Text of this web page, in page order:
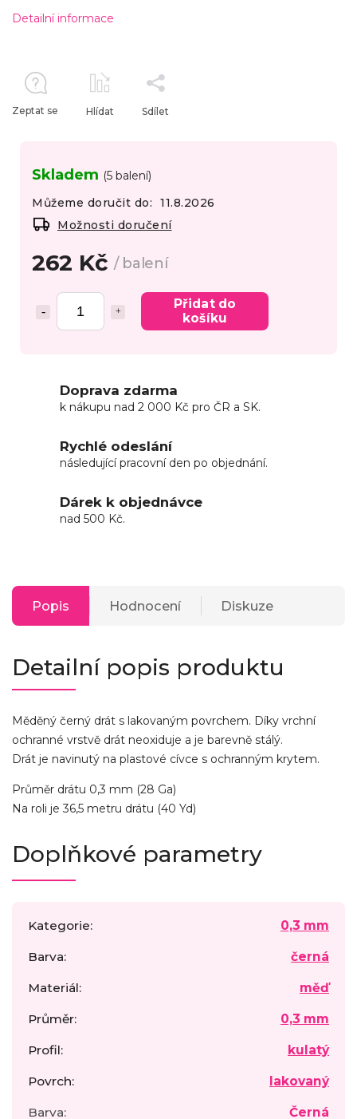
262 Kč/ balení
Přidat do
košíku
Skladem (5 balení)
Můžeme doručit do:
11.8.2026
Možnosti doručení
Detailní informace
Zeptat se Hlídat Sdílet
Doprava zdarma
k nákupu nad 2 000 Kč pro ČR a SK.
Rychlé odeslání
následující pracovní den po objednání.
Dárek k objednávce
nad 500 Kč.
Popis Hodnocení Diskuze
Detailní popis produktu
Měděný černý drát s lakovaným povrchem. Díky vrchní
ochranné vrstvě drát neoxiduje a je barevně stálý.
Drát je navinutý na plastové cívce s ochranným krytem.
Průměr drátu 0,3 mm (28 Ga)
Na roli je 36,5 metru drátu (40 Yd)
Doplňkové parametry
Kategorie: 0,3 mm
Barva: černá
Materiál: měď
Průměr: 0,3 mm
Profil: kulatý
Povrch: lakovaný
Barva: Černá